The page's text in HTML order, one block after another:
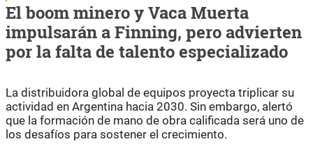
El boom minero y Vaca Muerta
impulsarán a Finning, pero advierten
por la falta de talento especializado
La distribuidora global de equipos proyecta triplicar su
actividad en Argentina hacia 2030. Sin embargo, alertó
que la formación de mano de obra calificada será uno de
los desafíos para sostener el crecimiento.